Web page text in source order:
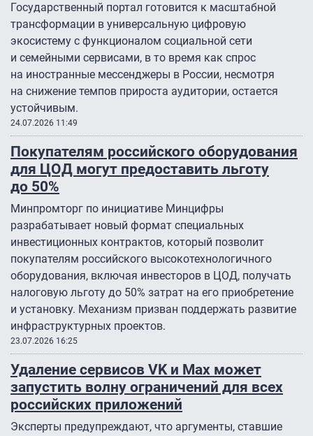
Государственный портал готовится к масштабной
трансформации в универсальную цифровую
экосистему с функционалом социальной сети
и семейными сервисами, в то время как спрос
на иностранные мессенджеры в России, несмотря
на снижение темпов прироста аудитории, остается
устойчивым.
24.07.2026 11:49
Покупателям российского оборудования
для ЦОД могут предоставить льготу
до 50%
Минпромторг по инициативе Минцифры
разрабатывает новый формат специальных
инвестиционных контрактов, который позволит
покупателям российского высокотехнологичного
оборудования, включая инвесторов в ЦОД, получать
налоговую льготу до 50% затрат на его приобретение
и установку. Механизм призван поддержать развитие
инфраструктурных проектов.
23.07.2026 16:25
Удаление сервисов VK и Max может
запустить волну ограничений для всех
российских приложений
Эксперты предупреждают, что аргументы, ставшие